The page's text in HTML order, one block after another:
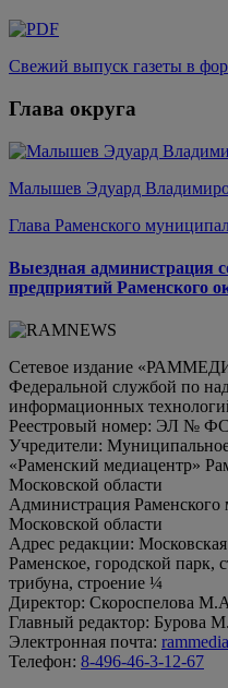
Свежий выпуск газеты в
Глава округа
Малышев Эдуард
Глава Раменского
Выездная администрация
предприятий Раменского
Сетевое издание
Федеральной службой по
информационных
Реестровый номер: ЭЛ №
Учредители:
«Раменский медиацентр»
Московской области
Администрация Раменского
Московской области
Адрес редакции: Московская
Раменское, городской парк,
трибуна, строение ¼
Директор: Скороспелова
Главный редактор: Бурова
Электронная почта:
Телефон: 8-496-46-3-12-67